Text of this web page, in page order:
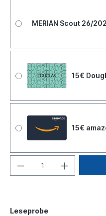
MERIAN Scout 26/
15€
15€
Leseprobe